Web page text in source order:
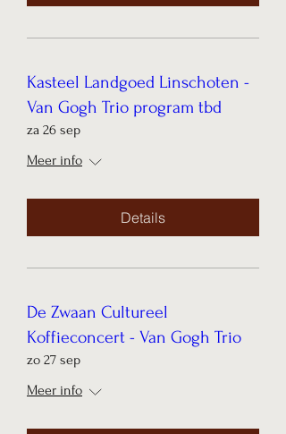
Kasteel Landgoed Linschoten -
Van Gogh Trio program tbd
za 26 sep
Meer info
Details
De Zwaan Cultureel
Koffieconcert - Van Gogh Trio
zo 27 sep
Meer info